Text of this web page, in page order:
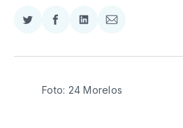
Compartir
Twitter
Compartir
Facebook
Compartir
LinkedIn
Compartir
Email
Foto: 24 Morelos